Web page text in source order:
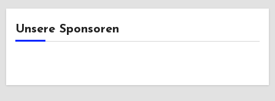
Unsere Sponsoren